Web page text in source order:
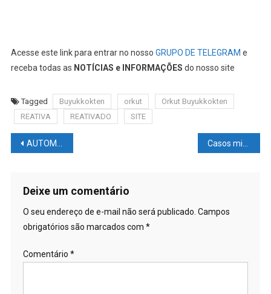
Acesse este link para entrar no nosso GRUPO DE TELEGRAM e
receba todas as NOTÍCIAS e INFORMAÇÕES do nosso site
Tagged Buyukkokten orkut
Orkut Buyukkokten
REATIVA
REATIVADO SITE
Navegação
Post
AUTOMOBILISMO NEWS – BOLETIM F1 #12: diretores de corrida da F1 com #COVID; Hamilton postagem #ENIGMÁTICA; Mercedes #ATUALIZAÇÕES; Ferrari #NOVA asa
Deixe um comentário
O seu endereço de e-mail não será publicado. Campos
obrigatórios são marcados com *
Comentário *